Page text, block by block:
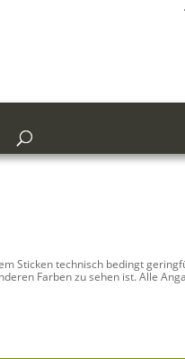
Sticken technisch bedingt
Farben zu sehen ist. Alle